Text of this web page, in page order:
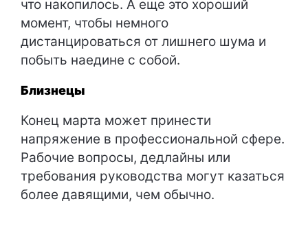
что накопилось. А еще это хороший
момент, чтобы немного
дистанцироваться от лишнего шума и
побыть наедине с собой.
Близнецы
Конец марта может принести
напряжение в профессиональной сфере.
Рабочие вопросы, дедлайны или
требования руководства могут казаться
более давящими, чем обычно.